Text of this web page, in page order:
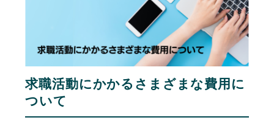
求職活動にかかるさまざまな費用に
ついて